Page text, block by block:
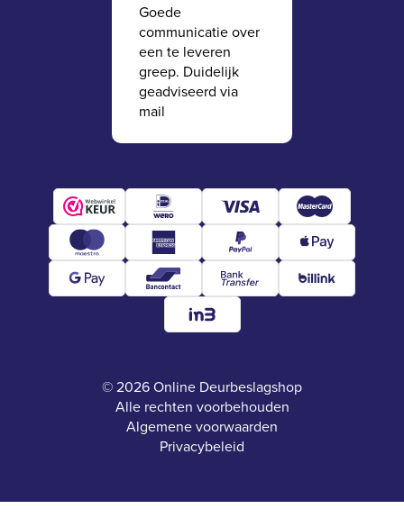
Goede
communicatie over
een te leveren
greep. Duidelijk
geadviseerd via
mail
© 2026 Online Deurbeslagshop
Alle rechten voorbehouden
Algemene voorwaarden
Privacybeleid